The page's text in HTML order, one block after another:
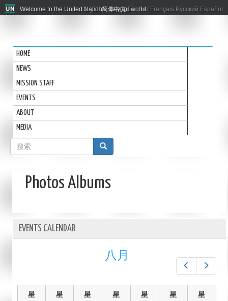
Welcome to the United Nations. It's your world.
العربية 简体中文 English Français Русский Español
HOME
NEWS
MISSION STAFF
EVENTS
ABOUT
MEDIA
搜
索
表
单
Photos Albums
EVENTS CALENDAR
八月
星 星 星 星 星 星 星